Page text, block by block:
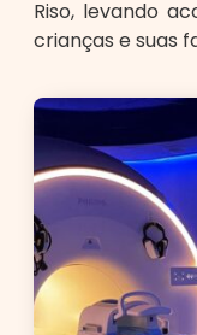
Riso, levando
crianças e suas